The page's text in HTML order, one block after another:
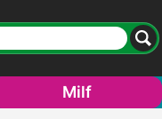
Milf